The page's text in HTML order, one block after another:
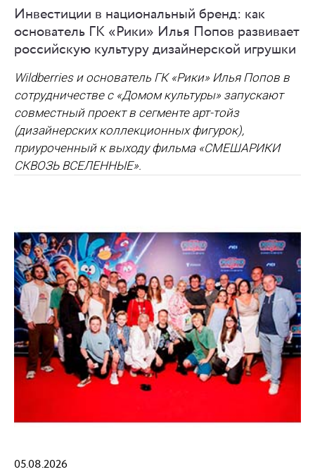
Инвестиции в национальный бренд: как
основатель ГК «Рики» Илья Попов развивает
российскую культуру дизайнерской игрушки
Wildberries и основатель ГК «Рики» Илья Попов в
сотрудничестве с «Домом культуры» запускают
совместный проект в сегменте арт-тойз
(дизайнерских коллекционных фигурок),
приуроченный к выходу фильма «СМЕШАРИКИ
СКВОЗЬ ВСЕЛЕННЫЕ».
05.08.2026